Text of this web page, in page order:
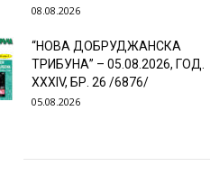
08.08.2026
“НОВА ДОБРУДЖАНСКА
ТРИБУНА” – 05.08.2026, ГОД.
XXХIV, БР. 26 /6876/
05.08.2026